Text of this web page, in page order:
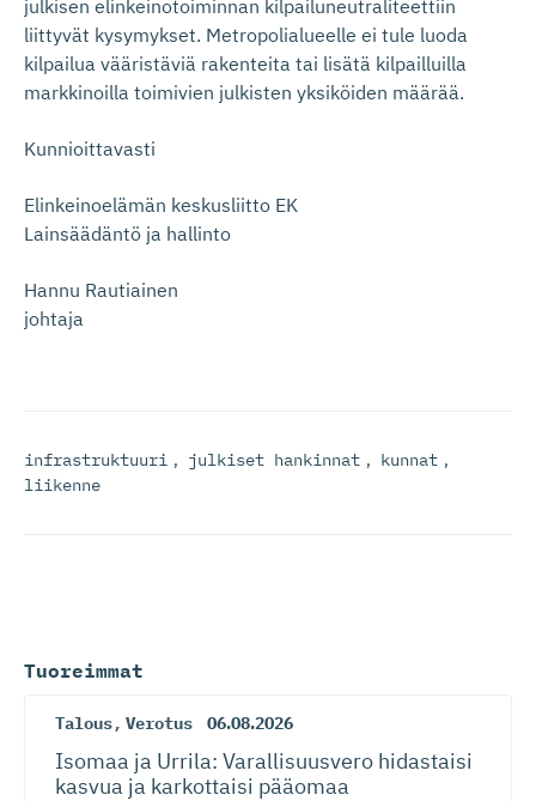
julkisen elinkeinotoiminnan kilpailuneutraliteettiin
liittyvät kysymykset. Metropolialueelle ei tule luoda
kilpailua vääristäviä rakenteita tai lisätä kilpailluilla
markkinoilla toimivien julkisten yksiköiden määrää.
Kunnioittavasti
Elinkeinoelämän keskusliitto EK
Lainsäädäntö ja hallinto
Hannu Rautiainen
johtaja
infrastruktuuri , julkiset hankinnat , kunnat ,
liikenne
Tuoreimmat
Talous, Verotus 06.08.2026
Isomaa ja Urrila: Varallisuusvero hidastaisi
kasvua ja karkottaisi pääomaa